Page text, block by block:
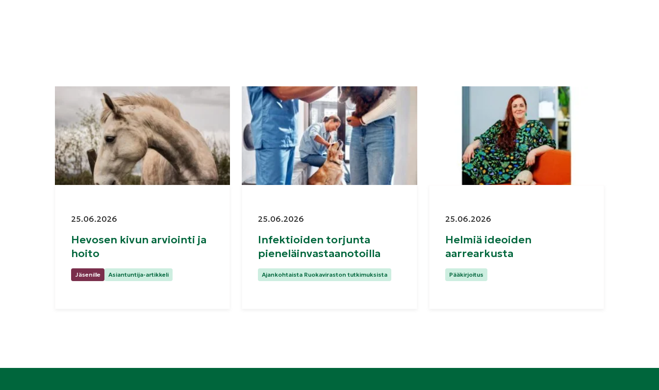
Hevosen kivun arviointi ja
hoito
Julkaistu:
25.06.2026
Jäsenille
Kategoriat:Asiantuntija-artikkeli
Infektioiden torjunta
pieneläinvastaanotoilla
Julkaistu:
25.06.2026
Kategoriat:
Ajankohtaista Ruokaviraston tutkimuksista
Helmiä ideoiden
aarrearkusta
Julkaistu:
25.06.2026
Kategoriat:
Pääkirjoitus